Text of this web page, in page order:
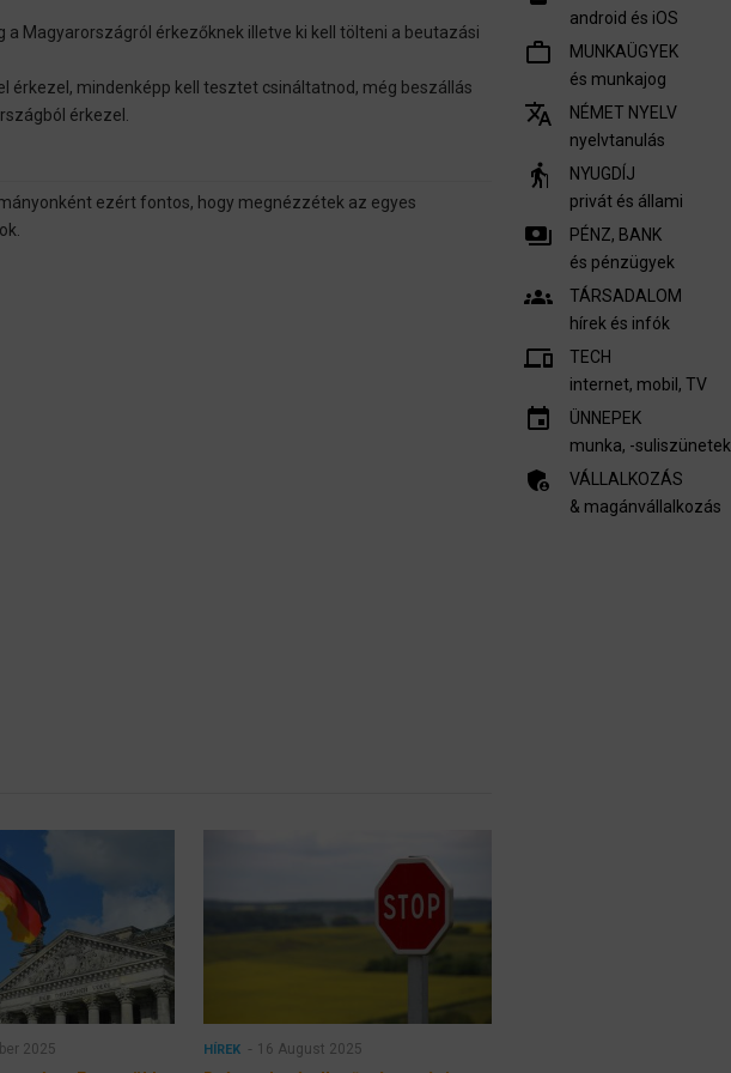
Magyarországról érkezőknek illetve ki kell tölteni a beutazási
érkezel, mindenképp kell tesztet csináltatnod, még beszállás
érkezel.
ezért fontos, hogy megnézzétek az egyes
2025 HÍREK 16 August 2025
android és iOS
work_outline
MUNKAÜGYEK
és munkajog
translate
NÉMET NYELV
nyelvtanulás
elderly
NYUGDÍJ
privát és állami
payments
PÉNZ, BANK
és pénzügyek
groups
TÁRSADALOM
hírek és infók
devices
TECH
internet, mobil, TV​
insert_invitation
ÜNNEPEK
munka, -suliszünetek
admin_panel_settings
VÁLLALKOZÁS
& magánvállalkozás